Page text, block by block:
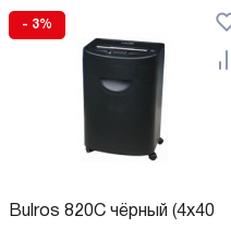
- 3%
Bulros 820C чёрный (4x40